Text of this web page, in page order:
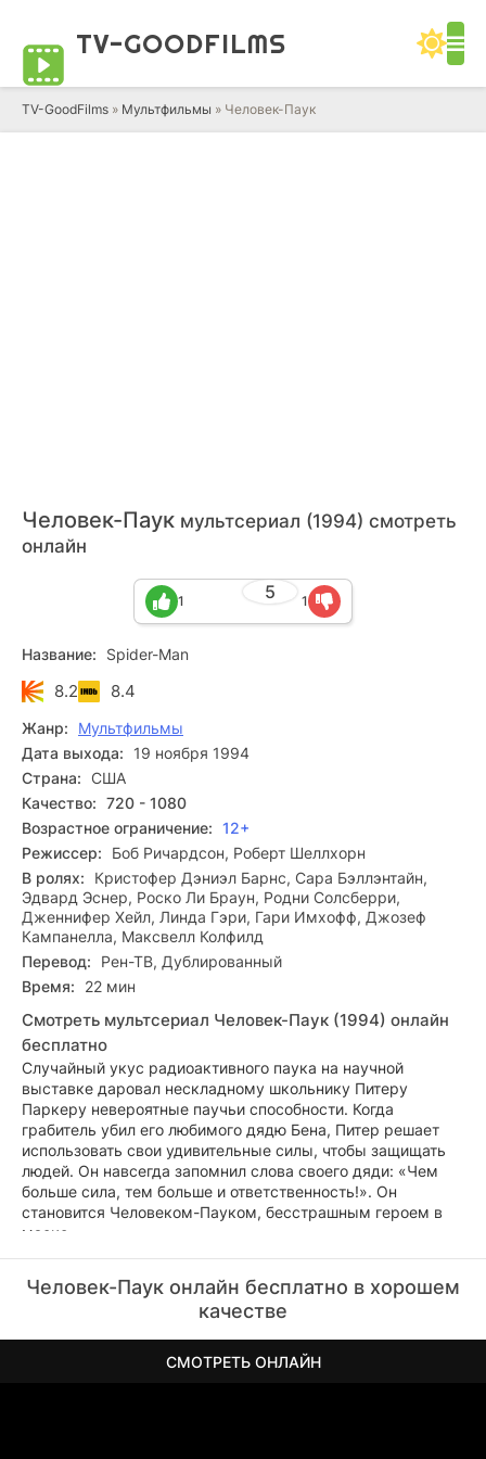
TV-GOODFILMS
TV-GoodFilms » Мультфильмы » Человек-Паук
Человек-Паук мультсериал (1994) смотреть
онлайн
5
1 1
Название: Spider-Man
8.2 8.4
Жанр:
Мультфильмы
Дата выхода:
19 ноября 1994
Страна: США
Качество: 720 - 1080
Возрастное ограничение: 12+
Режиссер:
Боб Ричардсон, Роберт Шеллхорн
В ролях:
Кристофер Дэниэл Барнс, Сара Бэллэнтайн,
Эдвард Эснер, Роско Ли Браун, Родни Солсберри,
Дженнифер Хейл, Линда Гэри, Гари Имхофф, Джозеф
Кампанелла, Максвелл Колфилд
Перевод:
Рен-ТВ, Дублированный
Время:
22 мин
Смотреть мультсериал Человек-Паук (1994) онлайн
бесплатно
Случайный укус радиоактивного паука на научной
выставке даровал нескладному школьнику Питеру
Паркеру невероятные паучьи способности. Когда
грабитель убил его любимого дядю Бена, Питер решает
использовать свои удивительные силы, чтобы защищать
людей. Он навсегда запомнил слова своего дяди: «Чем
больше сила, тем больше и ответственность!». Он
становится Человеком-Пауком, бесстрашным героем в
маске.
Человек-Паук онлайн бесплатно в хорошем
качестве
СМОТРЕТЬ ОНЛАЙН